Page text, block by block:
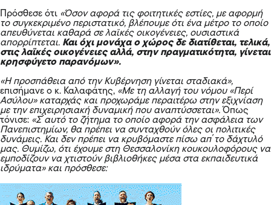
Πρόσθεσε ότι «Όσον αφορά τις φοιτητικές εστίες, με αφορμή
το συγκεκριμένο περιστατικό, βλέπουμε ότι ένα μέτρο το οποίο
απευθύνεται καθαρά σε λαϊκές οικογένειες, ουσιαστικά
απορρίπτεται. Και όχι μονάχα ο χώρος δε διατίθεται, τελικά,
στις λαϊκές οικογένειες αλλά, στην πραγματικότητα, γίνεται
κρησφύγετο παρανόμων».
«Η προσπάθεια από την Κυβέρνηση γίνεται σταδιακά»,
επισήμανε ο κ. Καλαφάτης, «Με τη αλλαγή του νόμου «Περί
Ασύλου» καταρχάς και προχωράμε περαιτέρω στην εξιχνίαση
με την επιχειρησιακή δυναμική που αναπτύσσεται».Όπως
τόνισε: «Σ΄αυτό το ζήτημα το οποίο αφορά την ασφάλεια των
Πανεπιστημίων, θα πρέπει να συνταχθούν όλες οι πολιτικές
δυνάμεις. Και δεν πρέπει να κρυβόμαστε πίσω απ΄το δάχτυλό
μας. Θυμίζω, ότι έχουμε στη Θεσσαλονίκη κουκουλοφόρους να
εμποδίζουν να χτιστούν βιβλιοθήκες μέσα στα εκπαιδευτικά
ιδρύματα» και πρόσθεσε: